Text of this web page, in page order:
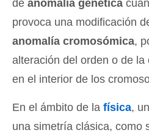
de anomalía genética
provoca una modificación
anomalía cromosómica,
alteración del orden o de
en el interior de los
En el ámbito de la física,
una simetría clásica, como